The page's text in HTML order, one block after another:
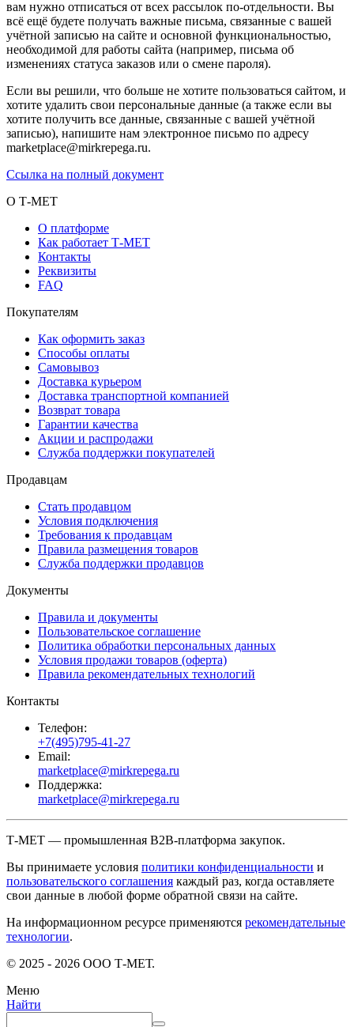
вам нужно отписаться от всех рассылок по-отдельности. Вы
всё ещё будете получать важные письма, связанные с вашей
учётной записью на сайте и основной функциональностью,
необходимой для работы сайта (например, письма об
изменениях статуса заказов или о смене пароля).
Если вы решили, что больше не хотите пользоваться сайтом, и
хотите удалить свои персональные данные (а также если вы
хотите получить все данные, связанные с вашей учётной
записью), напишите нам электронное письмо по адресу
marketplace@mirkrepega.ru.
Ссылка на полный документ
О Т-МЕТ
О платформе
Как работает Т-МЕТ
Контакты
Реквизиты
FAQ
Покупателям
Как оформить заказ
Способы оплаты
Самовывоз
Доставка курьером
Доставка транспортной компанией
Возврат товара
Гарантии качества
Акции и распродажи
Служба поддержки покупателей
Продавцам
Стать продавцом
Условия подключения
Требования к продавцам
Правила размещения товаров
Служба поддержки продавцов
Документы
Правила и документы
Пользовательское соглашение
Политика обработки персональных данных
Условия продажи товаров (оферта)
Правила рекомендательных технологий
Контакты
Телефон:
+7(495)795-41-27
Email:
marketplace@mirkrepega.ru
Поддержка:
marketplace@mirkrepega.ru
Т-МЕТ — промышленная B2B-платформа закупок.
Вы принимаете условия политики конфиденциальности и
пользовательского соглашения каждый раз, когда оставляете
свои данные в любой форме обратной связи на сайте.
На информационном ресурсе применяются рекомендательные
технологии.
© 2025 - 2026 ООО Т-МЕТ.
Меню
Найти